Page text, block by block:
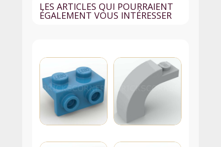
LES ARTICLES QUI POURRAIENT
ÉGALEMENT VOUS INTÉRESSER